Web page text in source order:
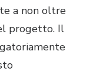
a non oltre
progetto. Il